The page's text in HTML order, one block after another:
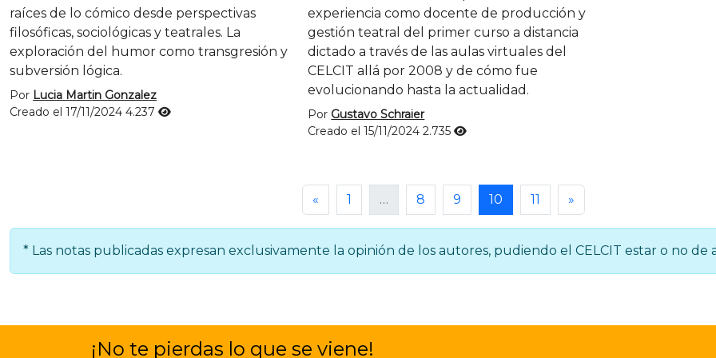
raíces de lo cómico desde perspectivas
filosóficas, sociológicas y teatrales. La
exploración del humor como transgresión y
subversión lógica.
Por Lucia Martin Gonzalez
Creado el 17/11/2024 4.237
experiencia como docente de producción y
gestión teatral del primer curso a distancia
dictado a través de las aulas virtuales del
CELCIT allá por 2008 y de cómo fue
evolucionando hasta la actualidad.
Por Gustavo Schraier
Creado el 15/11/20242.735
« 1 … 8 9 10 11 »
* Las notas publicadas expresan exclusivamente la opinión de los autores, pudiendo el CELCIT estar o no de
¡No te pierdas lo que se viene!